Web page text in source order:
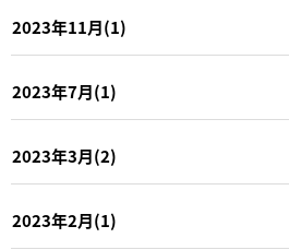
2023年11月(1)
2023年7月(1)
2023年3月(2)
2023年2月(1)